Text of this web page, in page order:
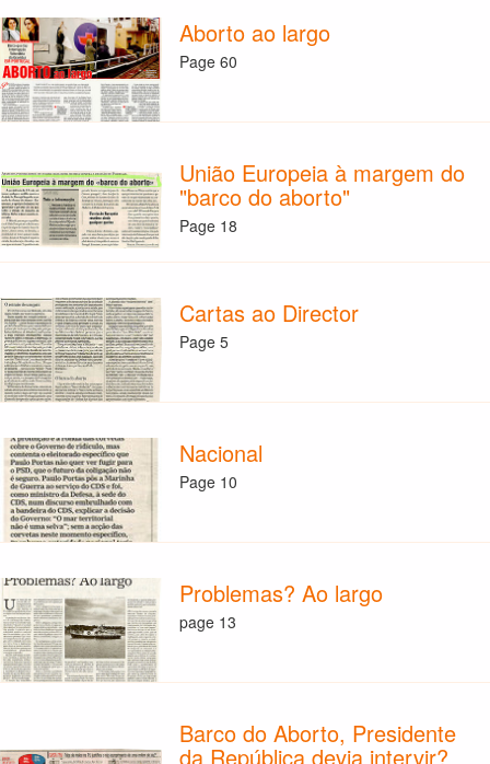
Aborto ao largo
Page 60
União Europeia à margem do
"barco do aborto"
Page 18
Cartas ao Director
Page 5
Nacional
Page 10
Problemas? Ao largo
page 13
Barco do Aborto, Presidente
da República devia intervir?